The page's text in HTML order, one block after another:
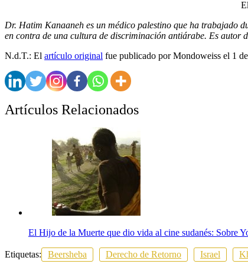
Dr. Hatim Kanaaneh es un médico palestino que ha trabajado
en contra de una cultura de discriminación antiárabe. Es
N.d.T.: El artículo original fue publicado por Mondoweiss el 1
Artículos Relacionados
El Hijo de la Muerte que dio vida al cine sudanés: Sobre
Etiquetas: Beersheba Derecho de Retorno Israel